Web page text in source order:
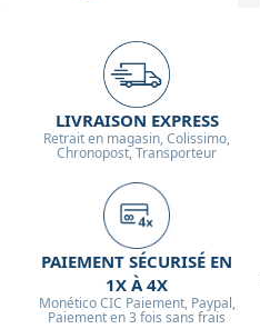
LIVRAISON EXPRESS
Retrait en magasin, Colissimo,
Chronopost, Transporteur
PAIEMENT SÉCURISÉ EN
1X À 4X
Monético CIC Paiement, Paypal,
Paiement en 3 fois sans frais